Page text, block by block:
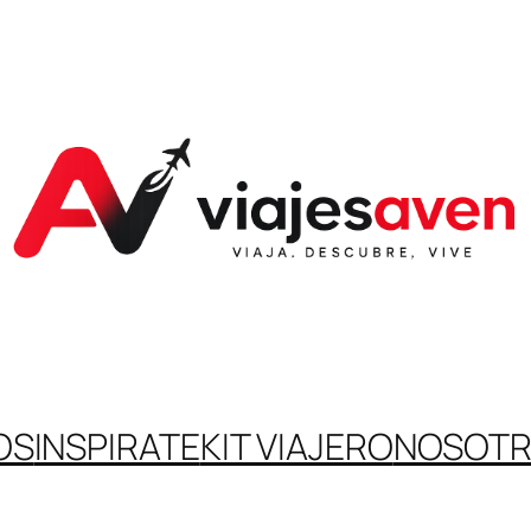
INSPIRATEKIT VIAJERO